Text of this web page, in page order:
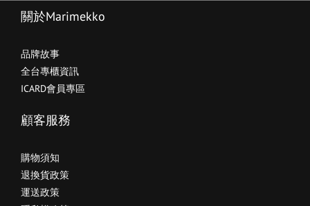
關於Marimekko
品牌故事
全台專櫃資訊
ICARD會員專區
顧客服務
購物須知
退換貨政策
運送政策